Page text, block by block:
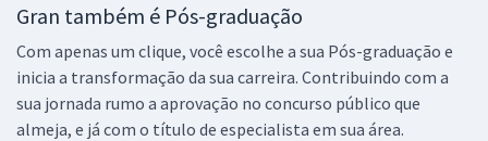
Gran também é Pós-graduação
Com apenas um clique, você escolhe a sua Pós-graduação e
inicia a transformação da sua carreira. Contribuindo com a
sua jornada rumo a aprovação no concurso público que
almeja, e já com o título de especialista em sua área.